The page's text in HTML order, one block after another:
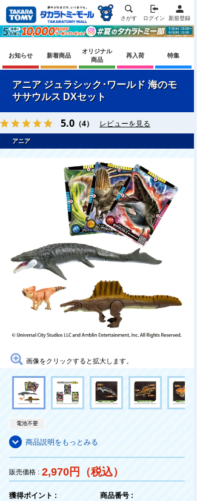
さがす ログイン 新規登録
お知らせ 新着商品
オリジナル
商品
再入荷 特集
アニア ジュラシック･ワールド 海のモ
ササウルス DXセット
5.0 （4） レビューを見る
アニア
画像をクリックすると拡大します。
電池不要
商品説明をもっとみる
販売価格 : 2,970円（税込）
獲得ポイント :
商品番号 :